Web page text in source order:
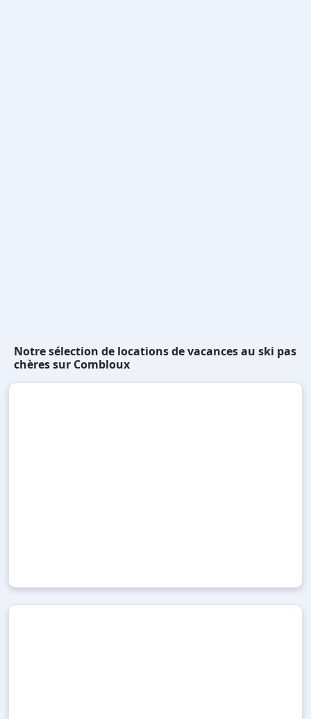
Notre sélection de locations de vacances au ski pas
chères sur Combloux